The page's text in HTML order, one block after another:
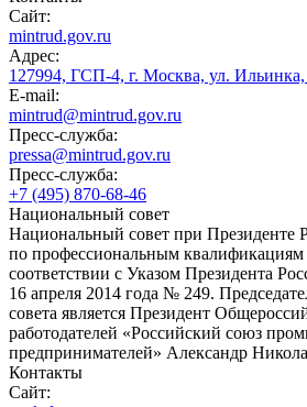
Сайт:
mintrud.gov.ru
Адрес:
127994, ГСП-4, г. Москва, ул. Ильинка,
E-mail:
mintrud@mintrud.gov.ru
Пресс-служба:
pressa@mintrud.gov.ru
Пресс-служба:
+7 (495) 870-68-46
Национальный совет
Национальный совет при Президенте
по профессиональным квалификациям
соответствии с Указом Президента
16 апреля 2014 года № 249.
совета является Президент
работодателей «Российский союз
предпринимателей» Александр
Контакты
Сайт: